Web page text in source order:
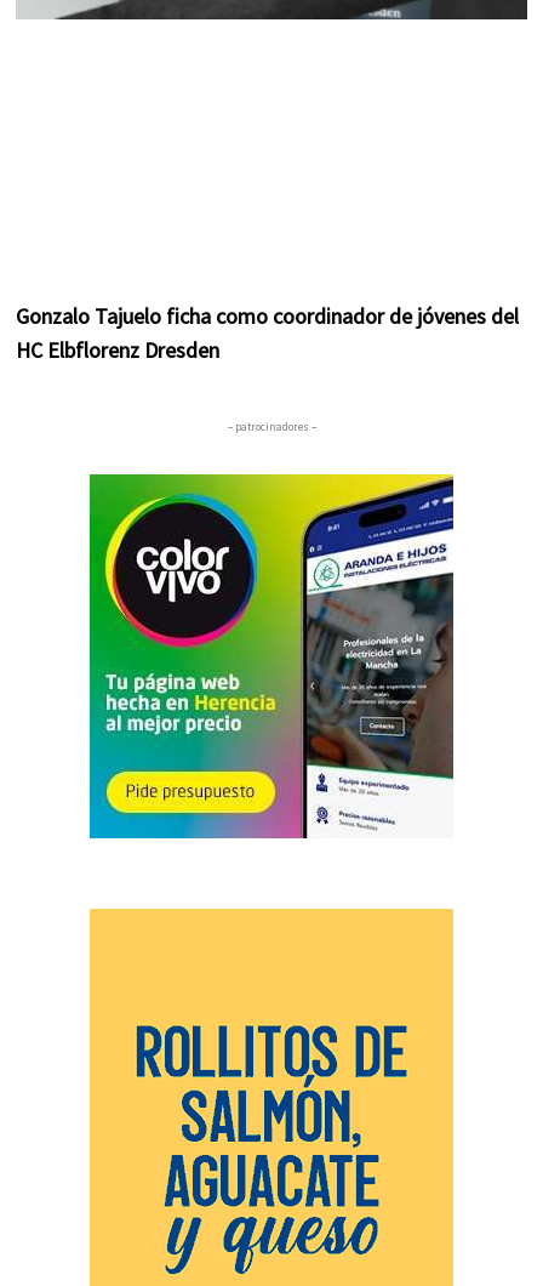
Gonzalo Tajuelo ficha como coordinador de jóvenes del
HC Elbflorenz Dresden
– patrocinadores –